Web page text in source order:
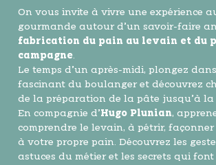
On vous invite à vivre une expérience
gourmande autour d’un savoir-faire
fabrication du pain au levain et du
campagne
Le temps d’un après-midi, plongez
fascinant du boulanger et découvrez
de la préparation de la pâte jusqu’à la
En compagnie d’Hugo Plunian,
comprendre le levain, à pétrir,
à votre propre pain. Découvrez les
astuces du métier et les secrets qui